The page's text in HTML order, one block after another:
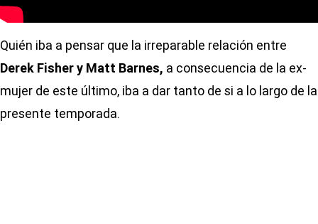
Quién iba a pensar que la irreparable relación entre
Derek Fisher y Matt Barnes, a consecuencia de la ex-
mujer de este último, iba a dar tanto de si a lo largo de la
presente temporada.